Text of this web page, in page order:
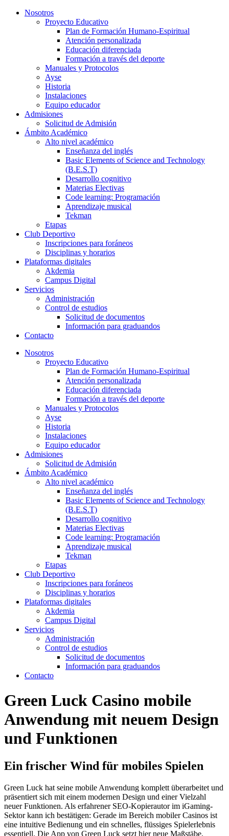
Nosotros
Proyecto Educativo
Plan de Formación Humano-Espiritual
Atención personalizada
Educación diferenciada
Formación a través del deporte
Manuales y Protocolos
Ayse
Historia
Instalaciones
Equipo educador
Admisiones
Solicitud de Admisión
Ámbito Académico
Alto nivel académico
Enseñanza del inglés
Basic Elements of Science and Technology
(B.E.S.T)
Desarrollo cognitivo
Materias Electivas
Code learning: Programación
Aprendizaje musical
Tekman
Etapas
Club Deportivo
Inscripciones para foráneos
Disciplinas y horarios
Plataformas digitales
Akdemia
Campus Digital
Servicios
Administración
Control de estudios
Solicitud de documentos
Información para graduandos
Contacto
Nosotros
Proyecto Educativo
Plan de Formación Humano-Espiritual
Atención personalizada
Educación diferenciada
Formación a través del deporte
Manuales y Protocolos
Ayse
Historia
Instalaciones
Equipo educador
Admisiones
Solicitud de Admisión
Ámbito Académico
Alto nivel académico
Enseñanza del inglés
Basic Elements of Science and Technology
(B.E.S.T)
Desarrollo cognitivo
Materias Electivas
Code learning: Programación
Aprendizaje musical
Tekman
Etapas
Club Deportivo
Inscripciones para foráneos
Disciplinas y horarios
Plataformas digitales
Akdemia
Campus Digital
Servicios
Administración
Control de estudios
Solicitud de documentos
Información para graduandos
Contacto
Green Luck Casino mobile
Anwendung mit neuem Design
und Funktionen
Ein frischer Wind für mobiles Spielen
Green Luck hat seine mobile Anwendung komplett überarbeitet und
präsentiert sich mit einem modernen Design und einer Vielzahl
neuer Funktionen. Als erfahrener SEO-Kopierautor im iGaming-
Sektor kann ich bestätigen: Gerade im Bereich mobiler Casinos ist
eine intuitive Bedienung und ein schnelles, flüssiges Spielerlebnis
essentiell. Die App von Green Luck setzt hier neue Maßstäbe,